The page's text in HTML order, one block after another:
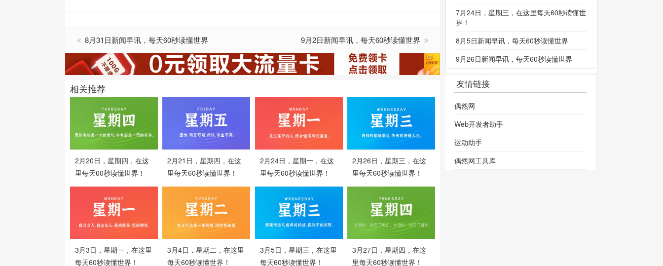
8月31日新闻早讯，每天60秒读懂世界 9月2日新闻早讯，每天60秒读懂世界
相关推荐
2月20日，星期四，在这
里每天60秒读懂世界！
2月21日，星期四，在这
里每天60秒读懂世界！
2月24日，星期一，在这
里每天60秒读懂世界！
2月26日，星期三，在这
里每天60秒读懂世界！
3月3日，星期一，在这里
每天60秒读懂世界！
3月4日，星期二，在这里
每天60秒读懂世界！
3月5日，星期三，在这里
每天60秒读懂世界！
3月27日，星期四，在这
里每天60秒读懂世界！
7月24日，星期三，在这里每天60秒读懂世
界！
8月5日新闻早讯，每天60秒读懂世界
9月26日新闻早讯，每天60秒读懂世界
友情链接
偶然网
Web开发者助手
运动助手
偶然网工具库